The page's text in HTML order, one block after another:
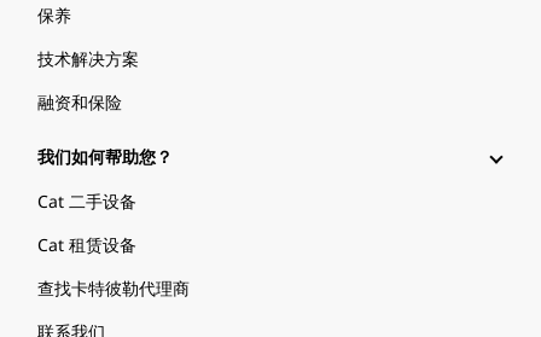
保养
技术解决方案
融资和保险
我们如何帮助您？
Cat 二手设备
Cat 租赁设备
查找卡特彼勒代理商
联系我们